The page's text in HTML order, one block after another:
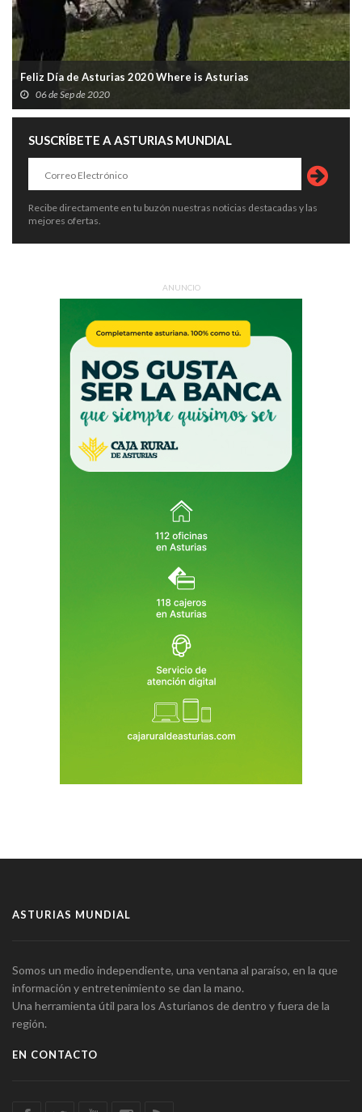
Feliz Día de Asturias 2020 Where is Asturias
06 de Sep de 2020
SUSCRÍBETE A ASTURIAS MUNDIAL
Recibe directamente en tu buzón nuestras noticias destacadas y las
mejores ofertas.
ANUNCIO
ASTURIAS MUNDIAL
Somos un medio independiente, una ventana al paraíso, en la que
información y entretenimiento se dan la mano.
Una herramienta útil para los Asturianos de dentro y fuera de la
región.
EN CONTACTO